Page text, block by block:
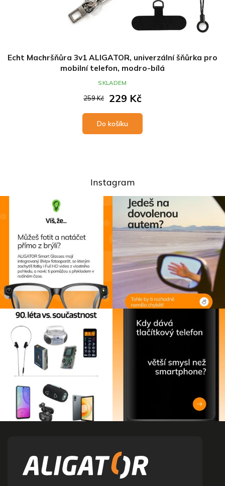
Echt Machršňůra 3v1 ALIGATOR, univerzální šňůrka pro
mobilní telefon, modro-bílá
259 Kč 229 Kč
Do košíku
SKLADEM
Instagram